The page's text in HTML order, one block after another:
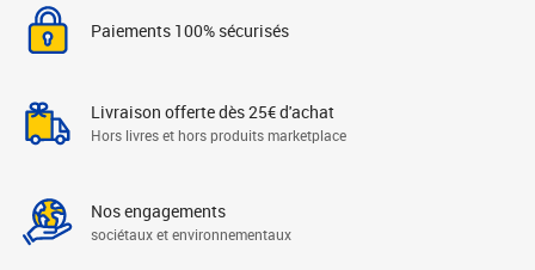
Paiements 100% sécurisés
Livraison offerte dès 25€ d'achat
Hors livres et hors produits marketplace
Nos engagements
sociétaux et environnementaux